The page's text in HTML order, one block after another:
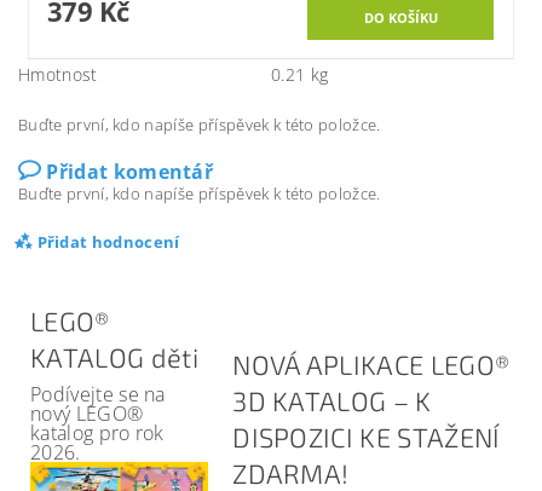
379 Kč
Hmotnost 0.21 kg
Buďte první, kdo napíše příspěvek k této položce.
Přidat komentář
Buďte první, kdo napíše příspěvek k této položce.
Přidat hodnocení
LEGO®
KATALOG děti
Podívejte se na
nový LEGO®
katalog pro rok
2026.
NOVÁ APLIKACE LEGO®
3D KATALOG – K
DISPOZICI KE STAŽENÍ
ZDARMA!